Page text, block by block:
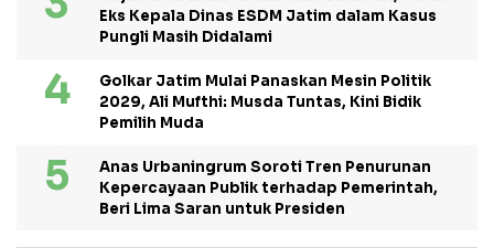
Eks Kepala Dinas ESDM Jatim dalam Kasus
Pungli Masih Didalami
Golkar Jatim Mulai Panaskan Mesin Politik
2029, Ali Mufthi: Musda Tuntas, Kini Bidik
Pemilih Muda
Anas Urbaningrum Soroti Tren Penurunan
Kepercayaan Publik terhadap Pemerintah,
Beri Lima Saran untuk Presiden